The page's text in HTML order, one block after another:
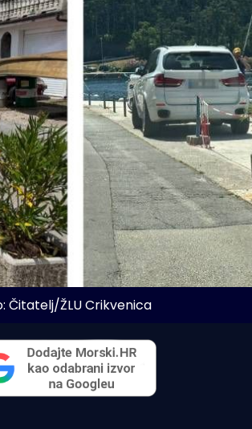
Čitatelj/ŽLU Crikvenica